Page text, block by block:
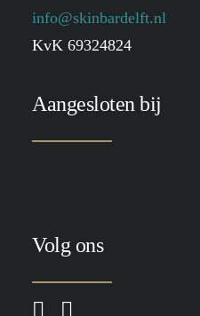
info@skinbardelft.nl
KvK 69324824
Aangesloten bij
Volg ons